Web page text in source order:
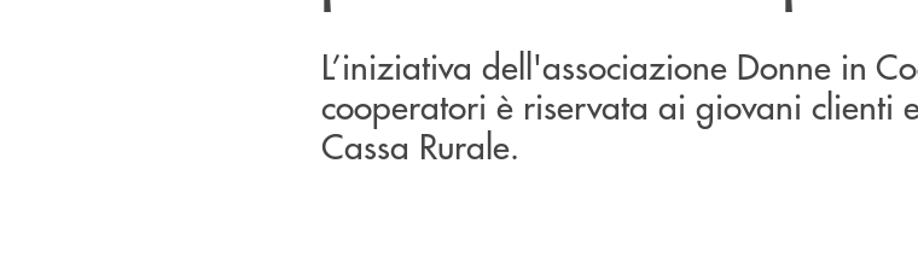
L’iniziativa dell'associazione Donne in
cooperatori è riservata ai giovani clienti
Cassa Rurale.